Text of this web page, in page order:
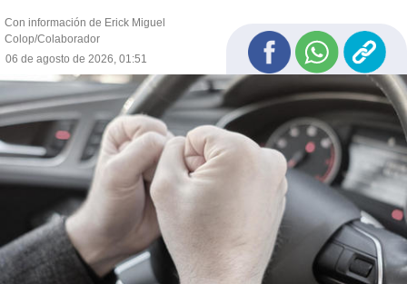
Con información de Erick Miguel
Colop/Colaborador
06 de agosto de 2026, 01:51